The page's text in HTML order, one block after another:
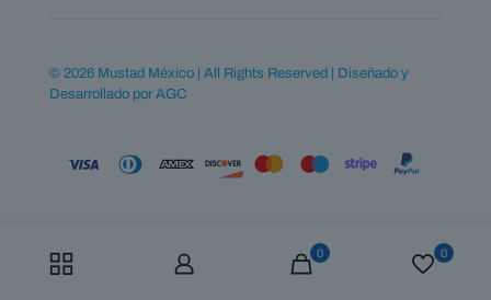
© 2026 Mustad México | All Rights Reserved | Diseñado y
Desarrollado por AGC
0 0